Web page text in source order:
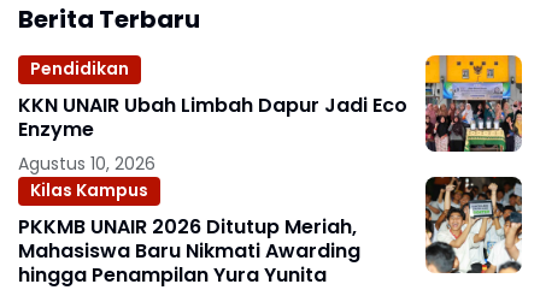
Berita Terbaru
Pendidikan
KKN UNAIR Ubah Limbah Dapur Jadi Eco
Enzyme
Agustus 10, 2026
Kilas Kampus
PKKMB UNAIR 2026 Ditutup Meriah,
Mahasiswa Baru Nikmati Awarding
hingga Penampilan Yura Yunita